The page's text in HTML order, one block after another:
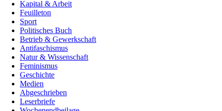
Kapital & Arbeit
Feuilleton
Sport
Politisches Buch
Betrieb & Gewerkschaft
Antifaschismus
Natur & Wissenschaft
Feminismus
Geschichte
Medien
Abgeschrieben
Leserbriefe